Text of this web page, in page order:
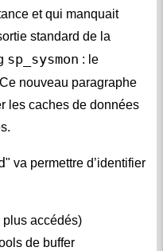
et qui manquait
standard de la
sp_sysmon : le
nouveau paragraphe
les caches de données
" va permettre d’identifier
plus accédés)
de buffer